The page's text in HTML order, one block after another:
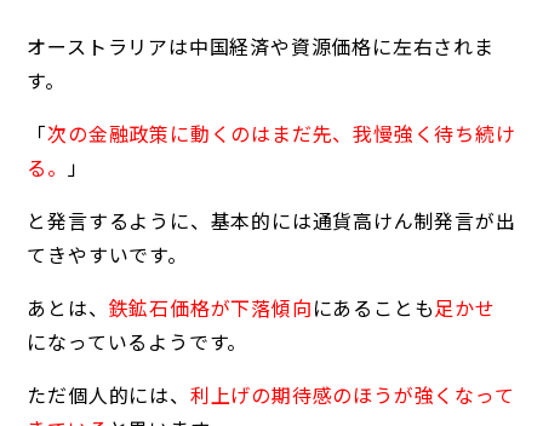
オーストラリアは中国経済や資源価格に左右されま
す。
「次の金融政策に動くのはまだ先、我慢強く待ち続け
る。
」
と発言するように、基本的には通貨高けん制発言が出
てきやすいです。
あとは、 鉄鉱石価格が下落傾向 にあることも 足かせ
になっているようです。
ただ個人的には、 利上げの期待感のほうが強くなって